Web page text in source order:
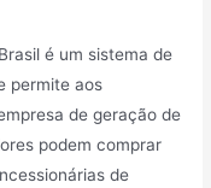
é um sistema de
permite aos
de geração de
podem comprar
de